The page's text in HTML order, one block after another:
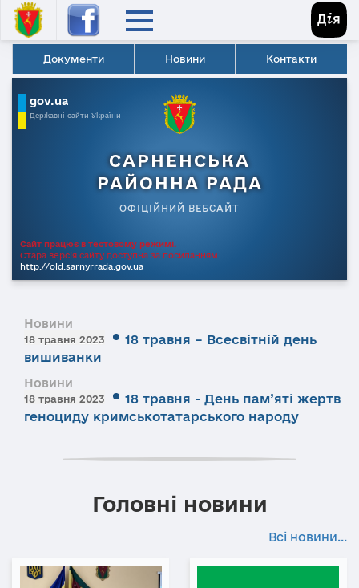
Документи Новини Контакти
gov.ua
Державні сайти України
САРНЕНСЬКА
РАЙОННА РАДА
ОФІЦІЙНИЙ ВЕБСАЙТ
Сайт працює в тестовому режимі.
Стара версія сайту доступна за посиланням
http://old.sarnyrrada.gov.ua
Новини
18 травня 2023
18 травня – Всесвітній день
вишиванки
Новини
18 травня 2023
18 травня - День пам’яті жертв
геноциду кримськотатарського народу
Головні новини
Всі новини...